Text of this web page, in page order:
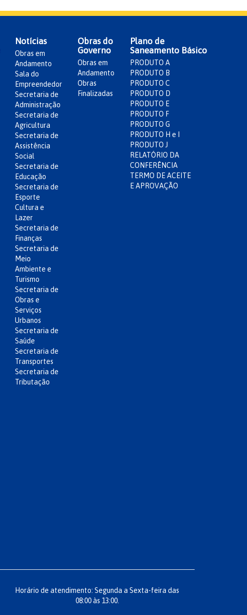
Notícias
Obras em
Andamento
Sala do
Empreendedor
Secretaria de
Administração
Secretaria de
Agricultura
Secretaria de
Assistência
Social
Secretaria de
Educação
Secretaria de
Esporte
Cultura e
Lazer
Secretaria de
Finanças
Secretaria de
Meio
Ambiente e
Turismo
Secretaria de
Obras e
Serviços
Urbanos
Secretaria de
Saúde
Secretaria de
Transportes
Secretaria de
Tributação
Obras do
Governo
Obras em
Andamento
Obras
Finalizadas
Plano de
Saneamento Básico
PRODUTO A
PRODUTO B
PRODUTO C
PRODUTO D
PRODUTO E
PRODUTO F
PRODUTO G
PRODUTO H e I
PRODUTO J
RELATÓRIO DA
CONFERÊNCIA
TERMO DE ACEITE
E APROVAÇÃO
Horário de atendimento: Segunda a Sexta-feira das
08:00 às 13:00.